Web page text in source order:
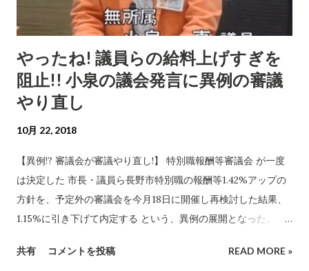
やったね! 議員らの給料上げすぎを
阻止!! 小泉の議会発言に異例の審議
やり直し
10月 22, 2018
【異例!? 審議会が審議やり直し!】 特別職報酬等審議会 が一度
は決定した 市長・議員ら長野市特別職の報酬等1.42%アップの
方針を、予定外の審議会を今月18日に開催し再検討した結果、
1.15%に引き下げて内定する という、異例の展開となった。
やYoutubeで、また9月定例会一般質問で主張してきた経緯があ
共有 コメントを投稿 READ MORE »